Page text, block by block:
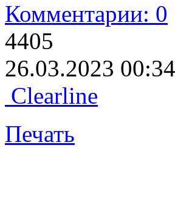
Комментарии: 0
4405
26.03.2023 00:34
Clearline
Печать